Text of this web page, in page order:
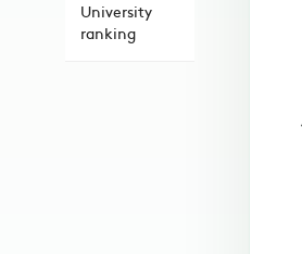
University
ranking